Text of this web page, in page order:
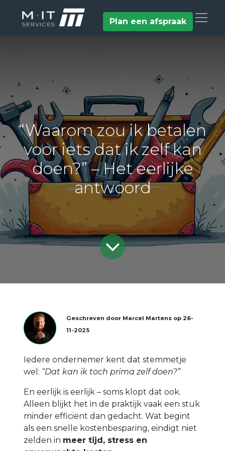
Plan een afspraak
“Waarom zou ik betalen
voor iets dat ik zelf kan
doen?” – Het eerlijke
antwoord
Geschreven door Marcel Martens op 26-
11-2025
Iedere ondernemer kent dat stemmetje
wel: “Dat kan ik toch prima zelf doen?”
En eerlijk is eerlijk – soms klopt dat ook.
Alleen blijkt het in de praktijk vaak een stuk
minder efficiënt dan gedacht. Wat begint
als een snelle kostenbesparing, eindigt niet
zelden in meer tijd, stress en